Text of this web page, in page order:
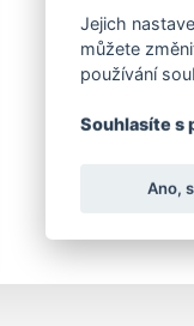
Jejich
můžete
používání
Souhlasíte s
Ano,